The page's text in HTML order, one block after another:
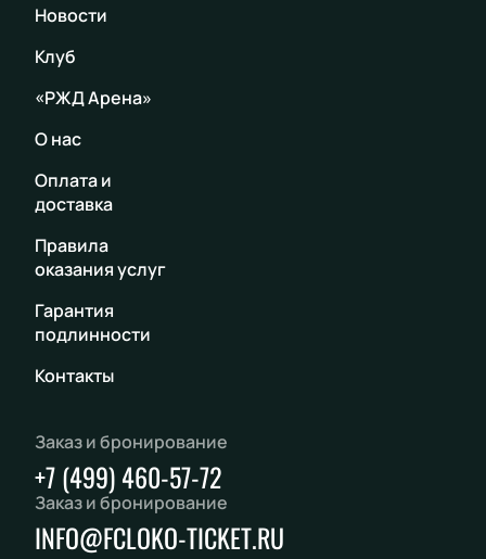
Новости
Клуб
«РЖД Арена»
О нас
Оплата и
доставка
Правила
оказания услуг
Гарантия
подлинности
Контакты
Заказ и бронирование
+7 (499) 460-57-72
Заказ и бронирование
INFO@FCLOKO-TICKET.RU